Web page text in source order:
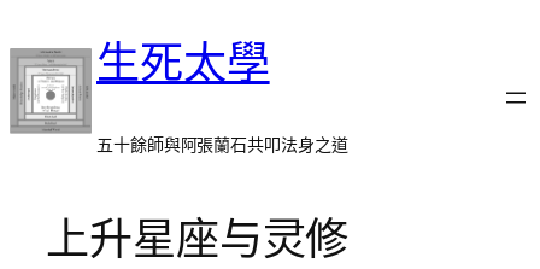
至
主
要
內
生死太學
五十餘師與阿張蘭石共叩法身之道
上升星座与灵修